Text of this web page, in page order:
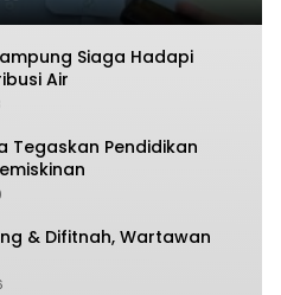
Siaga Hadapi
Air
Tegaskan Pendidikan
& Difitnah, Wartawan